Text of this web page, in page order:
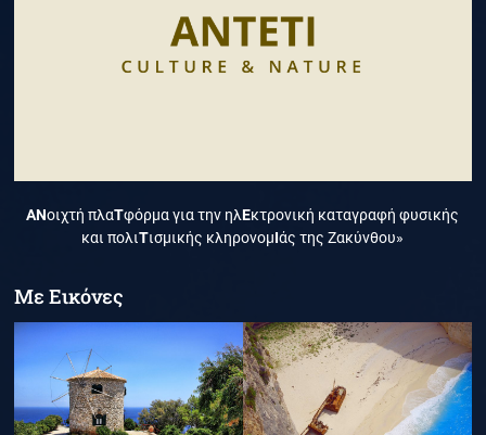
ΑΝοιχτή πλαΤφόρμα για την ηλΕκτρονική καταγραφή φυσικής
και πολιΤισμικής κληρονομΙάς της Ζακύνθου»
Με Εικόνες